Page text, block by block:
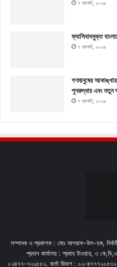
৭ আগস্ট, ২০২৬
ফ্যাসিবাদমুক্ত
৭ আগস্ট, ২০২৬
গণমানুষের
পুনরুদ্ধার এবং নতুন
৭ আগস্ট, ২০২৬
সম্পাদক ও প্রকাশক : মোঃ আশরাফ-উল-হক,
প্রধান কার্যালয় : প্রবাহ টাওয়ার, ৩
০২৪৭৭-৭২২৫৫২. বার্তা বিভাগ : ০২-